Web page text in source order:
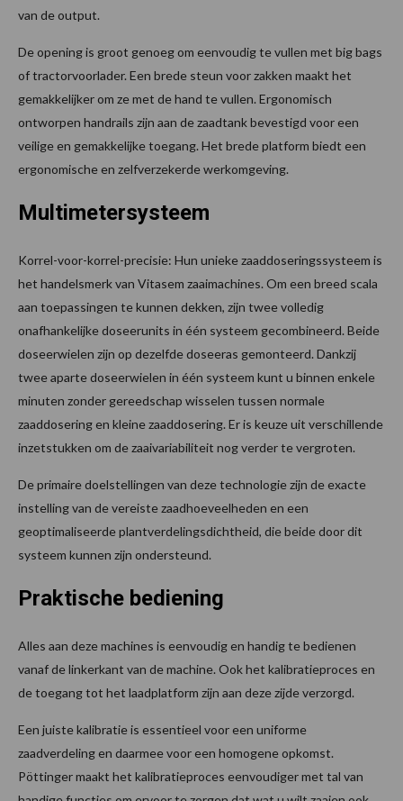
van de output.
De opening is groot genoeg om eenvoudig te vullen met big bags
of tractorvoorlader. Een brede steun voor zakken maakt het
gemakkelijker om ze met de hand te vullen. Ergonomisch
ontworpen handrails zijn aan de zaadtank bevestigd voor een
veilige en gemakkelijke toegang. Het brede platform biedt een
ergonomische en zelfverzekerde werkomgeving.
Multimetersysteem
Korrel-voor-korrel-precisie: Hun unieke zaaddoseringssysteem is
het handelsmerk van Vitasem zaaimachines. Om een breed scala
aan toepassingen te kunnen dekken, zijn twee volledig
onafhankelijke doseerunits in één systeem gecombineerd. Beide
doseerwielen zijn op dezelfde doseeras gemonteerd. Dankzij
twee aparte doseerwielen in één systeem kunt u binnen enkele
minuten zonder gereedschap wisselen tussen normale
zaaddosering en kleine zaaddosering. Er is keuze uit verschillende
inzetstukken om de zaaivariabiliteit nog verder te vergroten.
De primaire doelstellingen van deze technologie zijn de exacte
instelling van de vereiste zaadhoeveelheden en een
geoptimaliseerde plantverdelingsdichtheid, die beide door dit
systeem kunnen zijn ondersteund.
Praktische bediening
Alles aan deze machines is eenvoudig en handig te bedienen
vanaf de linkerkant van de machine. Ook het kalibratieproces en
de toegang tot het laadplatform zijn aan deze zijde verzorgd.
Een juiste kalibratie is essentieel voor een uniforme
zaadverdeling en daarmee voor een homogene opkomst.
Pöttinger maakt het kalibratieproces eenvoudiger met tal van